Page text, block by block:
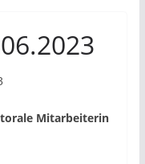
Mitarbeiterin